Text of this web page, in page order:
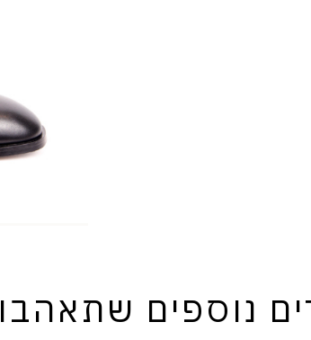
נוספים שתאהבו